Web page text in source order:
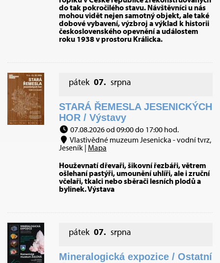
do tak pokročilého stavu. Návštěvníci u nás
mohou vidět nejen samotný objekt, ale také
dobové vybavení, výzbroj a výklad k historii
československého opevnění a událostem
roku 1938 v prostoru Králicka.
pátek 07. srpna
STARÁ ŘEMESLA JESENICKÝCH
HOR / Výstavy
07.08.2026 od 09:00 do 17:00 hod.
Vlastivědné muzeum Jesenicka - vodní tvrz,
Jeseník | Mapa
Houževnatí dřevaři, šikovní řezbáři, větrem
ošlehaní pastýři, umounění uhlíři, ale i zruční
včelaři, tkalci nebo sběrači lesních plodů a
bylinek. Výstava
pátek 07. srpna
Mineralogická expozice / Ostatní